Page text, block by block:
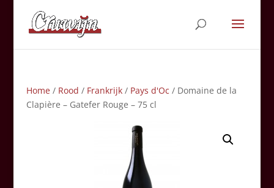
Home/ Rood / Frankrijk/ Pays d'Oc / Domaine de la
Clapière – Gatefer Rouge – 75 cl